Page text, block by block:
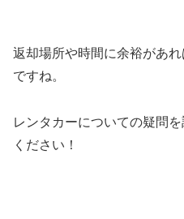
返却場所や時間に余裕があ
ですね。
レンタカーについての疑問
ください！